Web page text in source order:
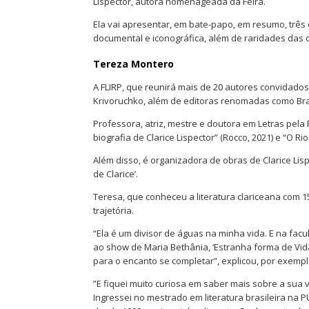
Ela vai apresentar, em bate-papo, em resumo,
documental e iconográfica, além de raridades das
Tereza Montero
A FLIRP, que reunirá mais de 20 autores
Krivoruchko, além de editoras renomadas como
Professora, atriz, mestre e doutora em Letras pela
biografia de Clarice Lispector” (Rocco, 2021) e “O
Além disso, é organizadora de obras de Clarice
de Clarice’.
Teresa, que conheceu a literatura clariceana com
trajetória.
“Ela é um divisor de águas na minha vida. E na
ao show de Maria Bethânia, ‘Estranha forma de
para o encanto se completar”, explicou, por
”E fiquei muito curiosa em saber mais sobre a
Ingressei no mestrado em literatura brasileira na